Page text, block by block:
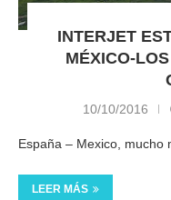
INTERJET
MÉXICO-
10/10/2016
España – Mexico, mucho
LEER MÁS